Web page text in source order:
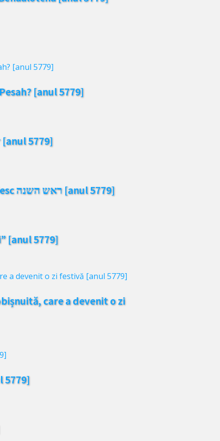
[anul 5779]
5779]
Roș HaȘana – Anul nou evreiesc ראש השנה [anul 5779]
[anul 5779]
care a devenit o zi
5779]